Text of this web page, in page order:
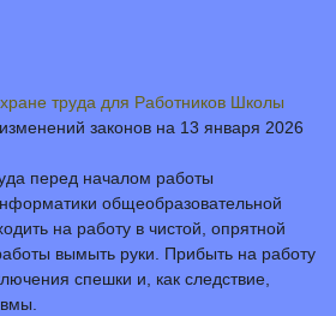
труда для Работников Школы
законов на 13 января 2026
перед началом работы
общеобразовательной
на работу в чистой, опрятной
вымыть руки. Прибыть на работу
спешки и, как следствие,